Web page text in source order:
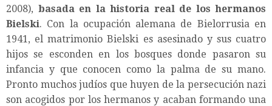
2008), basada en la historia real de los hermanos
Bielski. Con la ocupación alemana de Bielorrusia en
1941, el matrimonio Bielski es asesinado y sus cuatro
hijos se esconden en los bosques donde pasaron su
infancia y que conocen como la palma de su mano.
Pronto muchos judíos que huyen de la persecución nazi
son acogidos por los hermanos y acaban formando una